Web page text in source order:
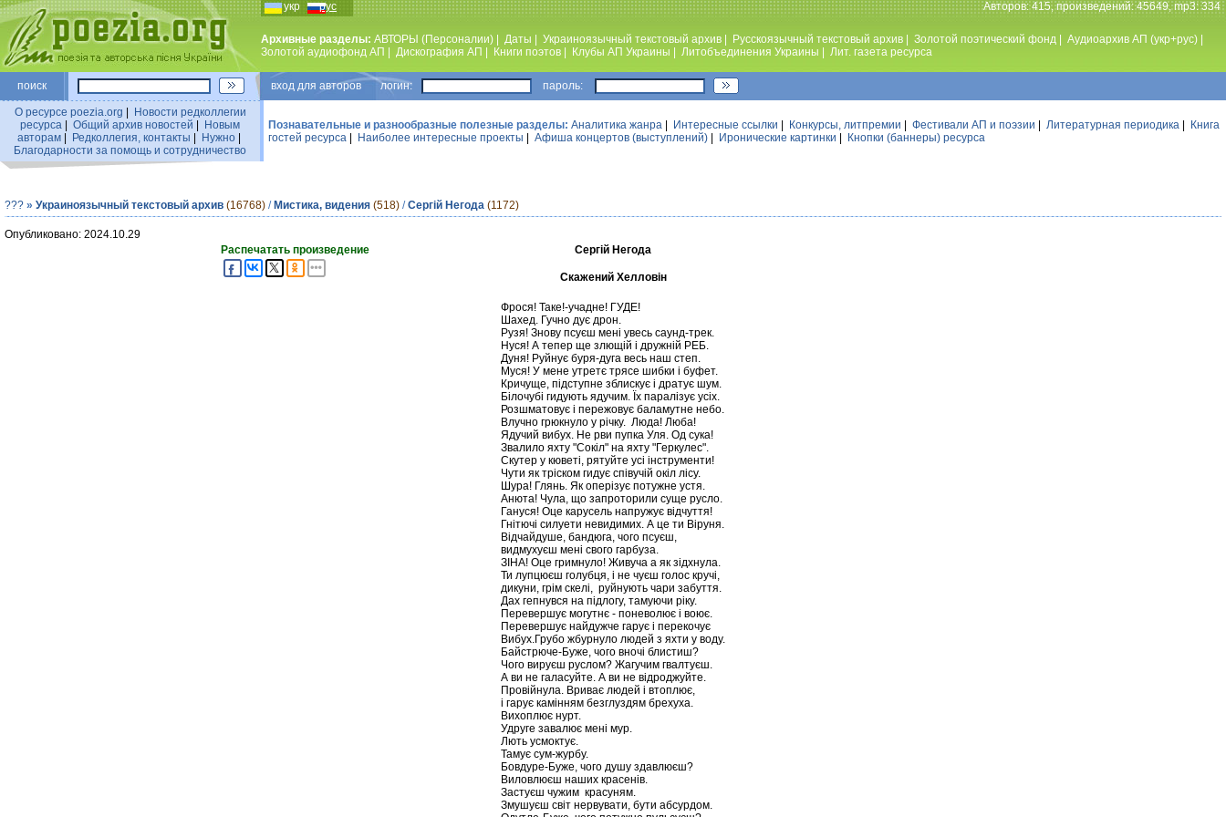
укр рус Авторов: 415, произведений: 45649, mp3: 334
Архивные разделы: АВТОРЫ (Персоналии) Даты Украиноязычный текстовый архив Русскоязычный текстовый архив Золотой поэтический фонд Аудиоархив АП (укр+рус)
Золотой аудиофонд АП
Дискография АП Книги поэтов Клубы АП Украины Литобъединения Украины Лит. газета ресурса
поиск вход для авторов логин: пароль:
О ресурсе poezia.org
Новости редколлегии
ресурса
Общий архив новостей
Новым
авторам| Редколлегия, контакты Нужно|
Благодарности за помощь и сотрудничество
Познавательные и разнообразные полезные разделы: Аналитика жанра Интересные ссылки Конкурсы, литпремии Фестивали АП и поэзии Литературная периодика
Книга
гостей ресурса
Наиболее интересные проекты Афиша концертов (выступлений) Иронические картинки Кнопки (баннеры) ресурса
??? » Украиноязычный текстовый архив (16768) / Мистика, видения (518) /Сергій Негода (1172)
Опубликовано: 2024.10.29
Распечатать произведение
Сергій Негода
Скажений Хелловін
Фрося! Таке!-учадне! ГУДЕ!
Шахед. Гучно дує дрон.
Рузя! Знову псуєш мені увесь саунд-трек.
Нуся! А тепер ще злющій і дружній РЕБ.
Дуня! Руйнує буря-дуга весь наш степ.
Муся! У мене утретє трясе шибки і буфет.
Кричуще, підступне зблискує і дратує шум.
Білочубі гидують ядучим. Їх паралізує усіх.
Розшматовує і пережовує баламутне небо.
Влучно грюкнуло у річку. Люда! Люба!
Ядучий вибух. Не рви пупка Уля. Од сука!
Звалило яхту "Сокіл" на яхту "Геркулес".
Скутер у кюветі, рятуйте усі інструменти!
Чути як тріском гидує співучій окіл лісу.
Шура! Глянь. Як оперізує потужне устя.
Анюта! Чула, що запроторили суще русло.
Гануся! Оце карусель напружує відчуття!
Гнітючі силуети невидимих. А це ти Віруня.
Відчайдуше, бандюга, чого псуєш,
видмухуєш мені свого гарбуза.
ЗІНА! Оце гримнуло! Живуча а як зідхнула.
Ти лупцюєш голубця, і не чуєш голос кручі,
дикуни, грім скелі, руйнують чари забуття.
Дах гепнувся на підлогу, тамуючи ріку.
Перевершує могутнє - поневолює і воює.
Перевершує найдужче гарує і перекочує
Вибух.Грубо жбурнуло людей з яхти у воду.
Байстрюче-Буже, чого вночі блистиш?
Чого вируєш руслом? Жагучим гвалтуєш.
А ви не галасуйте. А ви не відроджуйте.
Провійнула. Вриває людей і втоплює,
і гарує камінням безглуздям брехуха.
Вихоплює нурт.
Удруге завалює мені мур.
Лють усмоктує.
Тамує сум-журбу.
Бовдуре-Буже, чого душу здавлюєш?
Виловлюєш наших красенів.
Застуєш чужим красуням.
Змушуєш світ нервувати, бути абсурдом.